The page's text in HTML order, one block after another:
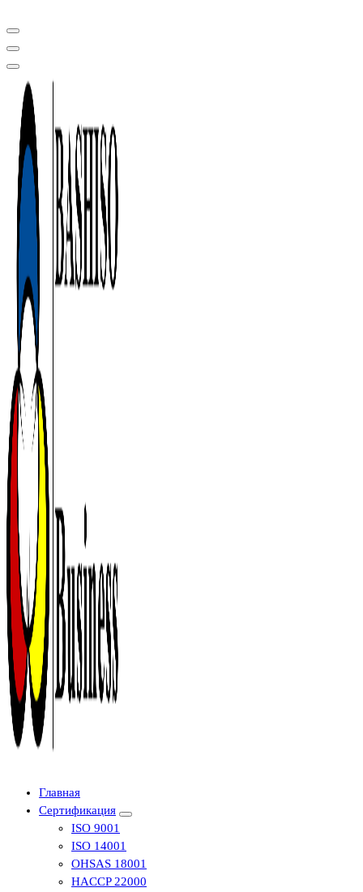
Центр сертификации в Уфе ( услуги по сертификации продукции ,
оформление декларации соответствия, отказного письма)
Главная
Сертификация
ISO 9001
ISO 14001
OHSAS 18001
HACCP 22000